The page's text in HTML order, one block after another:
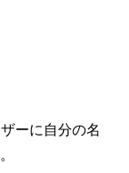
ーに自分の名